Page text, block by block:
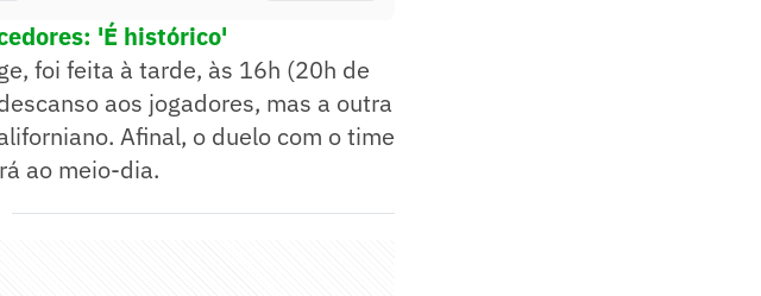
'É histórico'
foi feita à tarde, às 16h (20h de
aos jogadores, mas a outra
Afinal, o duelo com o time
ao meio-dia.